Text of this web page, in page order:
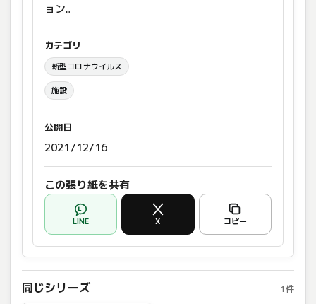
ョン。
カテゴリ
新型コロナウイルス
施設
公開日
2021/12/16
この張り紙を共有
LINE X コピー
同じシリーズ 1件